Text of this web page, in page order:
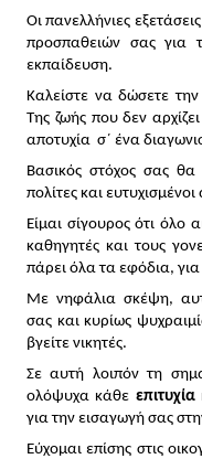
Οι πανελλήνιες
προσπαθειών σας για
εκπαίδευση.
Καλείστε να δώσετε
Της ζωής που δεν
αποτυχία  σ΄ ένα
Βασικός στόχος σας θα
πολίτες και
Είμαι σίγουρος ότι όλο
καθηγητές και τους
πάρει όλα τα εφόδια, για
Με νηφάλια σκέψη,
σας και κυρίως
βγείτε νικητές.
Σε αυτή λοιπόν τη
ολόψυχα κάθε επιτυχία
για την εισαγωγή σας
Εύχομαι επίσης στις